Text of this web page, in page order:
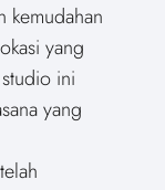
kemudahan
yang
ini
yang